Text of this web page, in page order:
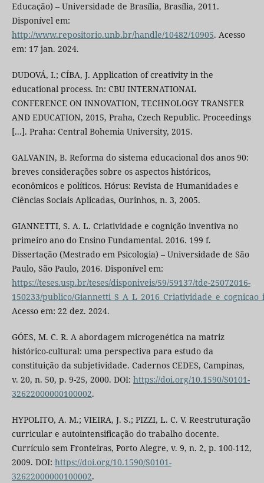
Educação) – Universidade de Brasília, Brasília, 2011.
Disponível em:
http://www.repositorio.unb.br/handle/10482/10905. Acesso
em: 17 jan. 2024.
DUDOVÁ, I.; CÍBA, J. Application of creativity in the
educational process. In: CBU INTERNATIONAL
CONFERENCE ON INNOVATION, TECHNOLOGY TRANSFER
AND EDUCATION, 2015, Praha, Czech Republic. Proceedings
[...]. Praha: Central Bohemia University, 2015.
GALVANIN, B. Reforma do sistema educacional dos anos 90:
breves considerações sobre os aspectos históricos,
econômicos e políticos. Hórus: Revista de Humanidades e
Ciências Sociais Aplicadas, Ourinhos, n. 3, 2005.
GIANNETTI, S. A. L. Criatividade e cognição inventiva no
primeiro ano do Ensino Fundamental. 2016. 199 f.
Dissertação (Mestrado em Psicologia) – Universidade de São
Paulo, São Paulo, 2016. Disponível em:
https://teses.usp.br/teses/disponiveis/59/59137/tde-25072016-
150233/publico/
Acesso em: 22 dez. 2024.
GÓES, M. C. R. A abordagem microgenética na matriz
histórico-cultural: uma perspectiva para estudo da
constituição da subjetividade. Cadernos CEDES, Campinas,
v. 20, n. 50, p. 9-25, 2000. DOI: https://doi.org/10.1590/S0101-
32622000000100002.
HYPOLITO, A. M.; VIEIRA, J. S.; PIZZI, L. C. V. Reestruturação
curricular e autointensificação do trabalho docente.
Currículo sem Fronteiras, Porto Alegre, v. 9, n. 2, p. 100-112,
2009. DOI: https://doi.org/10.1590/S0101-
32622000000100002.